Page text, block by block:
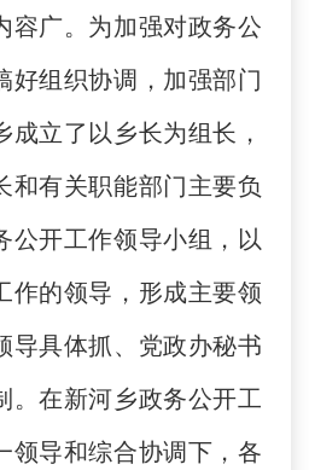
容广。为加强对政务公
好组织协调，加强部门
成立了以乡长为组长，
和有关职能部门主要负
公开工作领导小组，以
作的领导，形成主要领
导具体抓、党政办秘书
。在新河乡政务公开工
领导和综合协调下，各